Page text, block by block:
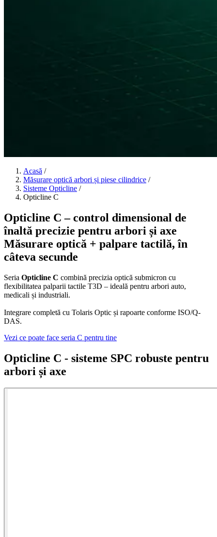
Acasă /
Măsurare optică arbori și piese cilindrice /
Sisteme Opticline /
Opticline C
Opticline C – control dimensional de
înaltă precizie pentru arbori și axe
Măsurare optică + palpare tactilă, în
câteva secunde
Seria Opticline C combină precizia optică submicron cu
flexibilitatea palparii tactile T3D – ideală pentru arbori auto,
medicali și industriali.
Integrare completă cu Tolaris Optic și rapoarte conforme ISO/Q-
DAS.
Vezi ce poate face seria C pentru tine
Opticline C - sisteme SPC robuste pentru
arbori și axe